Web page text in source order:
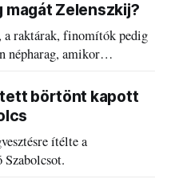
magát Zelenszkij?
a raktárak, finomítók pedig
népharag, amikor
börtönt kapott
ítélte a